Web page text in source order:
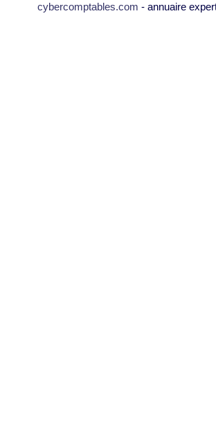
cybercomptables.com - annuaire